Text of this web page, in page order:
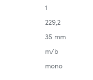
1
229,2
35 mm
m/b
mono